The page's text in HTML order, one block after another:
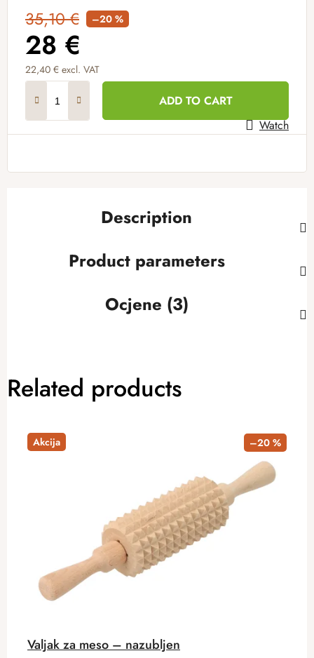
35,10 € –20 %
28 €
22,40 € excl. VAT
ADD TO CART
Watch
Description
Product parameters
Ocjene (3)
Related products
Akcija –20 %
Valjak za meso – nazubljen